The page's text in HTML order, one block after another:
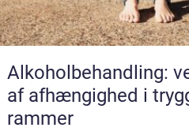
Alkoholbehandling:
af afhængighed i
rammer